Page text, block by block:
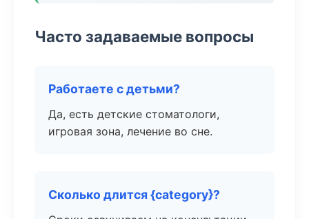
Часто задаваемые вопросы
Работаете с детьми?
Да, есть детские стоматологи,
игровая зона, лечение во сне.
Сколько длится {category}?